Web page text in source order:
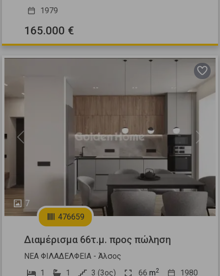
1979
165.000 €
7
Previous Next
476659
Διαμέρισμα 66τ.μ. προς πώληση
ΝΕΑ ΦΙΛΑΔΕΛΦΕΙΑ - Άλσος
1
1 3 (3ος) 66 m2 1980